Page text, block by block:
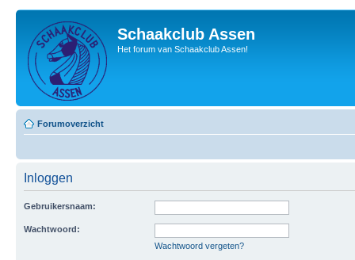
Schaakclub Assen
Het forum van Schaakclub Assen!
Forumoverzicht
Inloggen
Gebruikersnaam:
Wachtwoord:
Wachtwoord vergeten?